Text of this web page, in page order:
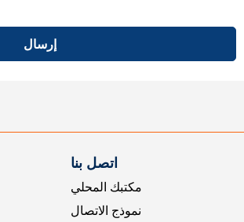
إرسال
اتصل بنا
مكتبك المحلي
نموذج الاتصال